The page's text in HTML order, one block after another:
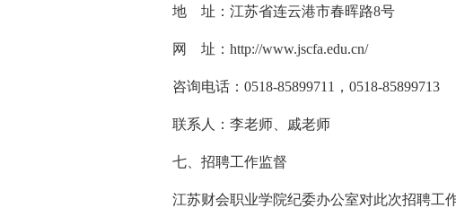
地 址：江苏省连云港市春晖路8号
网 址：http://www.jscfa.edu.cn/
咨询电话：0518-85899711，0518-85899713
联系人：李老师、戚老师
七、招聘工作监督
江苏财会职业学院纪委办公室对此次招聘工